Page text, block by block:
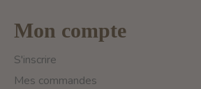
Mon compte
S'inscrire
Mes commandes